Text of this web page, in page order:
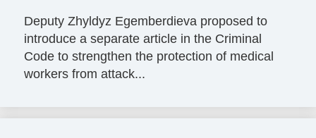
Deputy Zhyldyz Egemberdieva proposed to
introduce a separate article in the Criminal
Code to strengthen the protection of medical
workers from attack...